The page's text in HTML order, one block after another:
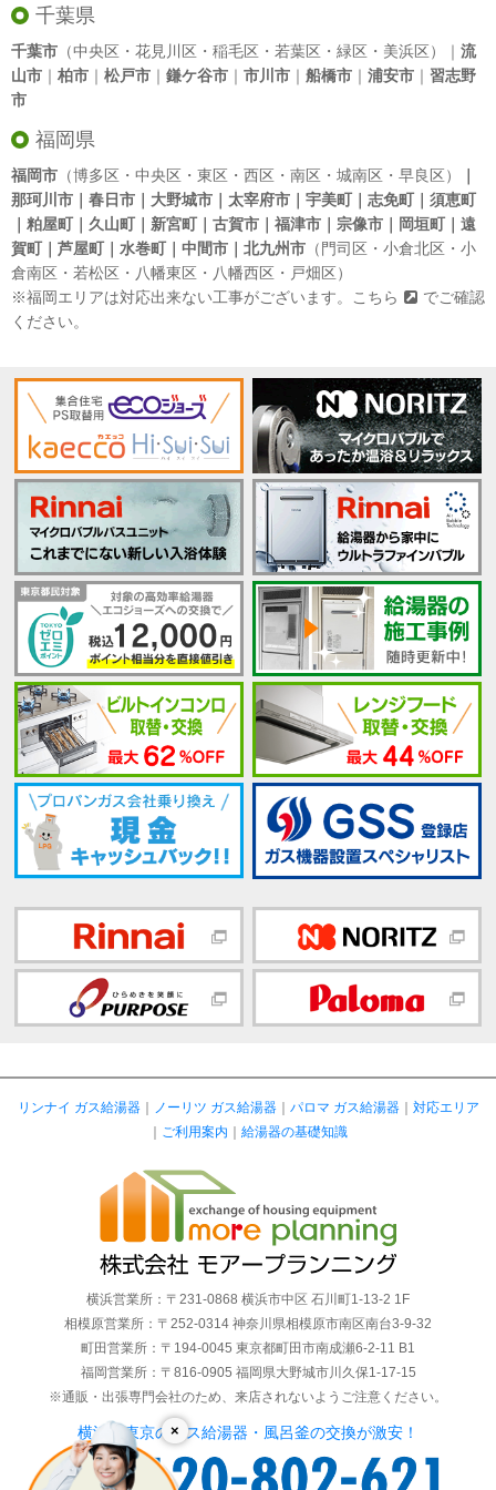
千葉県
千葉市 （中央区・花見川区・稲毛区・若葉区・緑区・美浜区）｜ 流
山市 ｜ 柏市 ｜ 松戸市 ｜ 鎌ケ谷市 ｜ 市川市 ｜ 船橋市 ｜ 浦安市 ｜ 習志野
市
福岡県
福岡市 （博多区・中央区・東区・西区・南区・城南区・早良区）
那珂川市｜春日市｜大野城市｜太宰府市｜宇美町｜志免町｜須恵町
｜粕屋町｜久山町｜新宮町｜古賀市｜福津市｜宗像市｜岡垣町｜遠
賀町｜芦屋町｜水巻町｜中間市｜北九州市 （門司区・小倉北区・小
倉南区・若松区・八幡東区・八幡西区・戸畑区）
※福岡エリアは対応出来ない工事がございます。
こちら
でご確認
ください。
×
リンナイ ガス給湯器｜ ノーリツ ガス給湯器｜ パロマ ガス給湯器｜ 対応エリア
｜ ご利用案内 ｜ 給湯器の基礎知識
横浜営業所：〒231-0868 横浜市中区 石川町1-13-2 1F
相模原営業所：〒252-0314 神奈川県相模原市南区南台3-9-32
町田営業所：〒194-0045 東京都町田市南成瀬6-2-11 B1
福岡営業所：〒816-0905 福岡県大野城市川久保1-17-15
※通販・出張専門会社のため、来店されないようご注意ください。
横浜・東京のガス給湯器・風呂釜の交換が激安！